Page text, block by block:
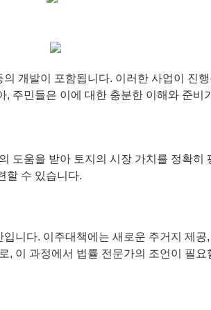
개발이 포함됩니다. 이러한 사업이 진
주민들은 이에 대한 충분한 이해와 준비
도움을 받아 토지의 시장 가치를 정확
할 수 있습니다.
니다. 이주대책에는 새로운 주거지 제
, 이 과정에서 법률 전문가의 조언이 필요